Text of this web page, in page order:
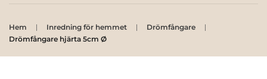
Hem Inredning för hemmet
Drömfångare
Drömfångare hjärta 5cm Ø